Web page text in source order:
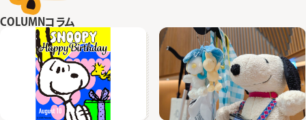
COLUMNコラム